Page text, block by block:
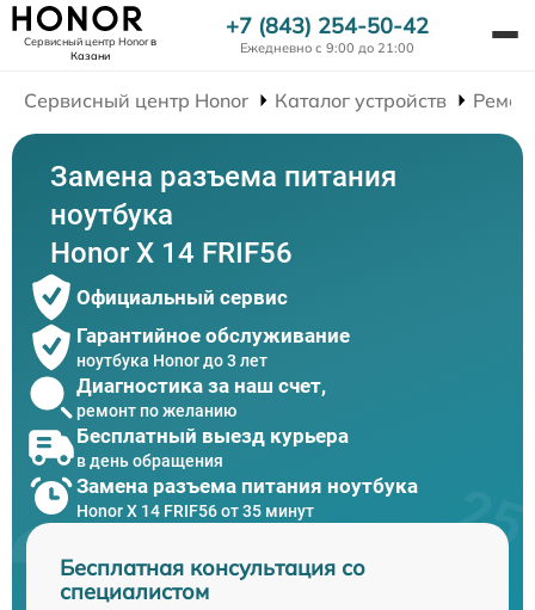
Сервисный центр Honorв
Казани
+7 (843) 254-50-42
Ежедневно с 9:00 до 21:00
Сервисный центр Honor Каталог устройств
Замена разъема питания
ноутбука
Honor X 14 FRIF56
Официальный сервис
Гарантийное обслуживание
ноутбука Honor до 3 лет
Диагностика за наш счет,
ремонт по желанию
Бесплатный выезд курьера
в день обращения
Замена разъема питания ноутбука
Honor X 14 FRIF56 от 35 минут
Бесплатная консультация со
специалистом